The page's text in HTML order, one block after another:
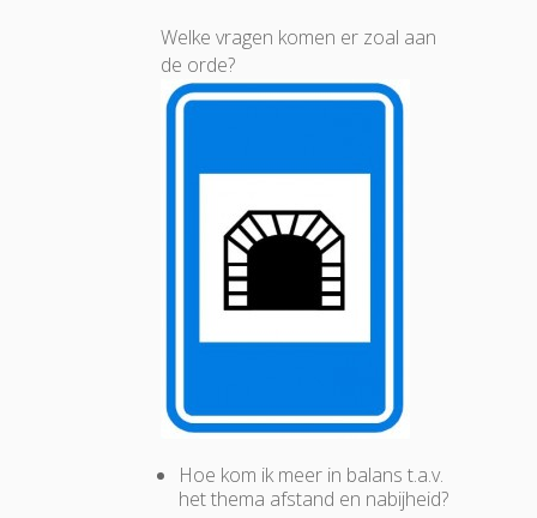
Welke vragen komen er zoal aan
de orde?
Hoe kom ik meer in balans t.a.v.
het thema afstand en nabijheid?